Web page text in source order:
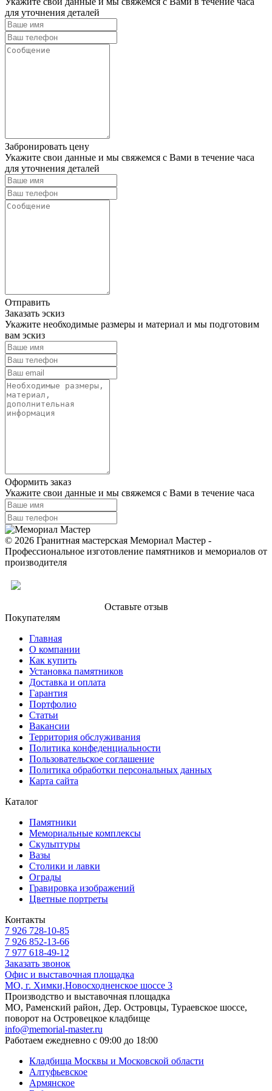
для уточнения деталей
Забронировать цену
Укажите свои данные и мы свяжемся с Вами в течение часа
для уточнения деталей
Отправить
Заказать эскиз
Укажите необходимые размеры и материал и мы подготовим
вам эскиз
Оформить заказ
Укажите свои данные и мы свяжемся с Вами в течение часа
© 2026 Гранитная мастерская Мемориал Мастер -
Профессиональное изготовление памятников и мемориалов от
производителя
Оставьте отзыв
Покупателям
Главная
О компании
Как купить
Установка памятников
Доставка и оплата
Гарантия
Портфолио
Статьи
Вакансии
Территория обслуживания
Политика конфеденциальности
Пользовательское соглашение
Политика обработки персональных данных
Карта сайта
Каталог
Памятники
Мемориальные комплексы
Скульптуры
Вазы
Столики и лавки
Ограды
Гравировка изображений
Цветные портреты
Контакты
7 926 728-10-85
7 926 852-13-66
7 977 618-49-12
Заказать звонок
Офис и выставочная площадка
МО, г. Химки,Новосходненское шоссе 3
Производство и выставочная площадка
МО, Раменский район, Дер. Островцы, Тураевское шоссе,
поворот на Островецкое кладбище
info@memorial-master.ru
Работаем ежедневно с 09:00 до 18:00
Кладбища Москвы и Московской области
Алтуфьевское
Армянское